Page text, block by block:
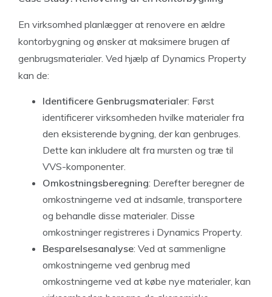
En virksomhed planlægger at renovere en ældre
kontorbygning og ønsker at maksimere brugen af
genbrugsmaterialer. Ved hjælp af Dynamics Property
kan de:
Identificere Genbrugsmaterialer: Først
identificerer virksomheden hvilke materialer fra
den eksisterende bygning, der kan genbruges.
Dette kan inkludere alt fra mursten og træ til
VVS-komponenter.
Omkostningsberegning: Derefter beregner de
omkostningerne ved at indsamle, transportere
og behandle disse materialer. Disse
omkostninger registreres i Dynamics Property.
Besparelsesanalyse: Ved at sammenligne
omkostningerne ved genbrug med
omkostningerne ved at købe nye materialer, kan